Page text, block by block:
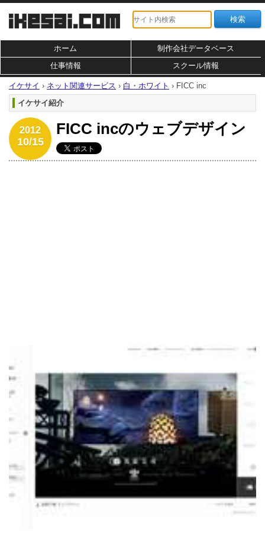
ホーム
制作会社データベース
仕事情報
スクール情報
イケサイ › ネット関連サービス › 白・ホワイト › FICC inc
イケサイ紹介
2012
10/15
FICC incのウェブデザイン